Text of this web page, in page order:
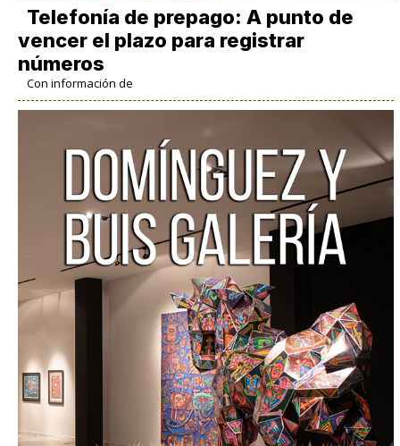
Telefonía de prepago: A punto de
vencer el plazo para registrar
números
Con información de